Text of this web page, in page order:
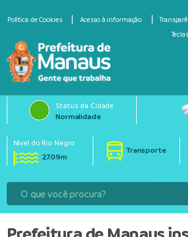
Política de Cookies Acesso à informação
Status da Cidade
Normalidade
Nível do Rio Negro
27.09m
Transporte